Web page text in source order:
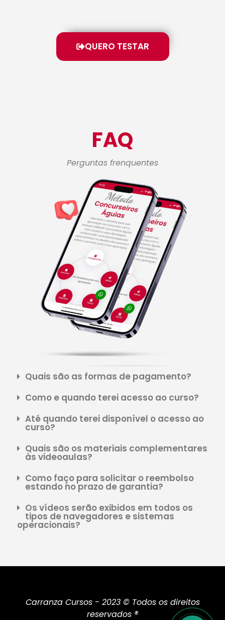
QUERO TESTAR
FAQ
Perguntas frenquentes
Quais são as formas de pagamento?
Como e quando terei acesso ao curso?
Até quando terei disponível o acesso ao
curso?
Quais são os materiais complementares
às videoaulas?
Como faço para solicitar o reembolso
estando no prazo de garantia?
Os vídeos serão exibidos em todos os
tipos de navegadores e sistemas
operacionais?
Carranza Cursos - 2023 © Todos os direitos
reservados ®